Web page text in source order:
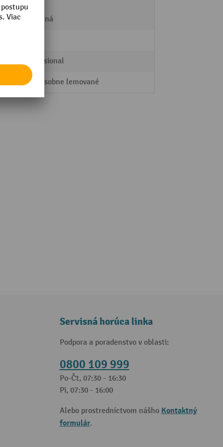
Hliník
ryhovaná
Professional
viacnásobne lemované
Servisná horúca linka
Podpora a poradenstvo v oblasti:
0800 109 999
Po-Čt, 07:30 - 16:30
Pi, 07:30 - 16:00
Alebo prostredníctvom nášho Kontaktný
formulár.